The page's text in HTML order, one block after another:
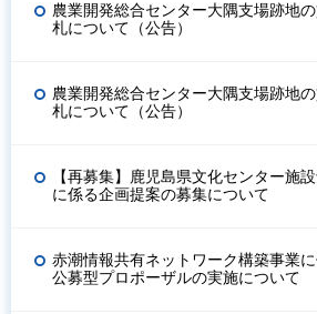
農業開発総合センター大隅支場跡地
札について（公告）
農業開発総合センター大隅支場跡地
札について（公告）
【再募集】鹿児島県文化センター施
に係る企画提案の募集について
赤潮情報共有ネットワーク構築事業
公募型プロポーザルの実施について